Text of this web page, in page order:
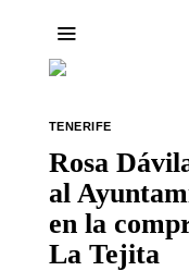
TENERIFE
Rosa
al
en la
La Tejita